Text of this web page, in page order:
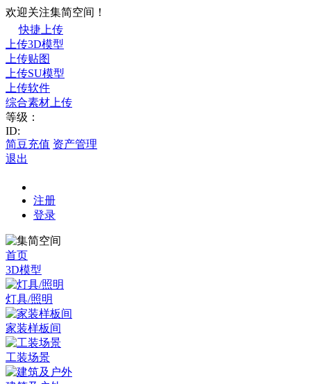
欢迎关注集简空间！
快捷上传
上传3D模型
上传贴图
上传SU模型
上传软件
综合素材上传
等级：
ID:
简豆充值 资产管理
退出
注册
登录
首页
3D模型
灯具/照明
家装样板间
工装场景